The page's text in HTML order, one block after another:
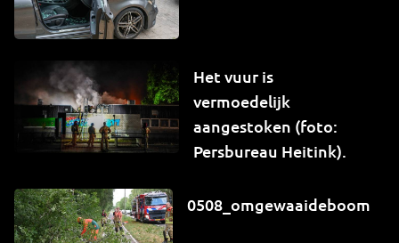
Het vuur is
vermoedelijk
aangestoken (foto:
Persbureau Heitink).
0508_omgewaaideboom